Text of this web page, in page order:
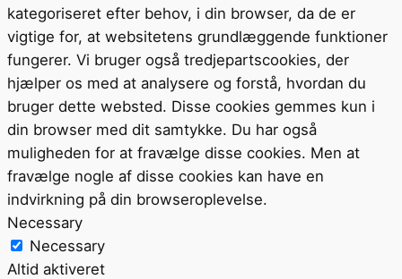
kategoriseret efter behov, i din browser, da de er
vigtige for, at websitetens grundlæggende funktioner
fungerer. Vi bruger også tredjepartscookies, der
hjælper os med at analysere og forstå, hvordan du
bruger dette websted. Disse cookies gemmes kun i
din browser med dit samtykke. Du har også
muligheden for at fravælge disse cookies. Men at
fravælge nogle af disse cookies kan have en
indvirkning på din browseroplevelse.
Necessary
Necessary
Altid aktiveret